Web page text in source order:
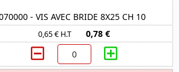
- VIS AVEC BRIDE 8X25 CH 10
0,65 € H.T 0,78 €